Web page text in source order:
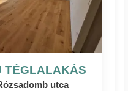
TÉGLALAKÁS
utca